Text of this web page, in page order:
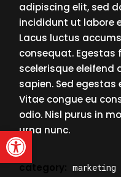
adipiscing elit, sed
incididunt ut labore
Lacus luctus
consequat. Egestas
scelerisque
sapien. Sed
Vitae congue eu
odio. Nisl purus in
urna nunc.
marketing
Abrir barra